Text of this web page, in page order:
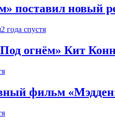
поставил новый
2 года спустя
огнём» Кит
фильм